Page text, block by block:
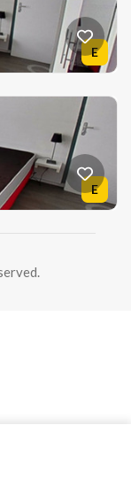
E
560,00 € CC
km
E
km